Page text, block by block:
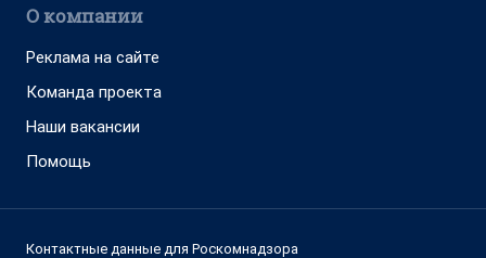
О компании
Реклама на сайте
Команда проекта
Наши вакансии
Помощь
Контактные данные для Роскомнадзора